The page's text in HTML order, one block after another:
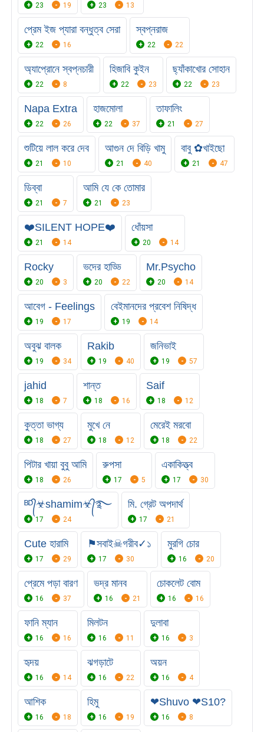
23 19 23 13
প্রেম ইজ প্যারা বন্ধুত্ব সেরা
22 16
স্বপ্নরাজ
22 22
অ্যাপ্রোনে স্বপ্নচারী
22 8
হিজাবি কুইন
22 23
ছ্যাঁকাখোর সোহান
22 23
Napa Extra
22 26
হাজমোলা
22 37
তাফালিং
21 27
শুটিয়ে লাল করে দেব
21 10
আগুন দে বিড়ি খামু
21 40
বাবু ✿খাইছো
21 47
ডিব্বা
21 7
আমি যে কে তোমার
21 23
❤️SILENT HOPE❤️
21 14
ধোঁয়সা
20 14
Rocky
20 3
ভদের হাড্ডি
20 22
Mr.Psycho
20 14
আবেগ - Feelings
19 17
বেইমানদের প্রবেশ নিষিদ্ধ
19 14
অবুঝ বালক
19 34
Rakib
19 40
জনিভাই
19 57
jahid
18 7
শান্ত
18 16
Saif
18 12
কুত্তা ভাগ্য
18 27
মুখে নে
18 12
মেরেই মরবো
18 22
পিটার খায়া বুবু আমি
18 26
রুপসা
17 5
একাকিত্ত্ব
17 30
ᴮᴰ᭄☣shamim☣᭄࿐
17 24
মি. গ্রেট অপদার্থ
17 21
Cute হারামি
17 29
⚑সবাই☠গরীব✓১
17 30
মুরগি চোর
16 20
প্রেমে পড়া বারণ
16 37
ভদ্র মানব
16 21
চোকলেট বোম
16 16
ফানি ম্যান
16 16
মিলটন
16 11
দুলাবা
16 3
হৃদয়
16 14
ঝগড়াটে
16 22
অয়ন
16 4
আশিক
16 18
হিমু
16 19
❤Shuvo ❤S10?
16 8